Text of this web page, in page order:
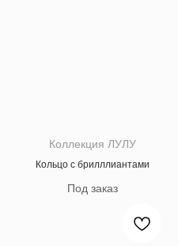
Коллекция ЛУЛУ
Кольцо с брилллиантами